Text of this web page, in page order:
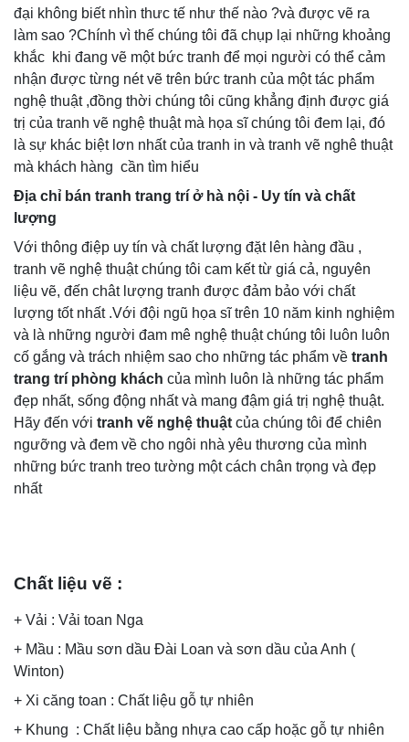
đại không biết nhìn thưc tế như thế nào ?và được vẽ ra
làm sao ?Chính vì thế chúng tôi đã chụp lại những khoảng
khắc khi đang vẽ một bức tranh để mọi người có thể cảm
nhận được từng nét vẽ trên bức tranh của một tác phẩm
nghệ thuật ,đồng thời chúng tôi cũng khẳng định được giá
trị của tranh vẽ nghệ thuật mà họa sĩ chúng tôi đem lại, đó
là sự khác biệt lơn nhất của tranh in và tranh vẽ nghê thuật
mà khách hàng cần tìm hiểu
Địa chỉ bán tranh trang trí ở hà nội - Uy tín và chất
lượng
Với thông điệp uy tín và chất lượng đặt lên hàng đầu ,
tranh vẽ nghệ thuật chúng tôi cam kết từ giá cả, nguyên
liệu vẽ, đến chât lượng tranh được đảm bảo với chất
lượng tốt nhất .Với đội ngũ họa sĩ trên 10 năm kinh nghiệm
và là những người đam mê nghệ thuật chúng tôi luôn luôn
cố gắng và trách nhiệm sao cho những tác phẩm về tranh
trang trí phòng khách của mình luôn là những tác phẩm
đẹp nhất, sống động nhất và mang đậm giá trị nghệ thuật.
Hãy đến với tranh vẽ nghệ thuật của chúng tôi để chiên
ngưỡng và đem về cho ngôi nhà yêu thương của mình
những bức tranh treo tường một cách chân trọng và đẹp
nhất
Chất liệu vẽ :
+ Vải : Vải toan Nga
+ Mầu : Mầu sơn dầu Đài Loan và sơn dầu của Anh (
Winton)
+ Xi căng toan : Chất liệu gỗ tự nhiên
+ Khung : Chất liệu bằng nhựa cao cấp hoặc gỗ tự nhiên